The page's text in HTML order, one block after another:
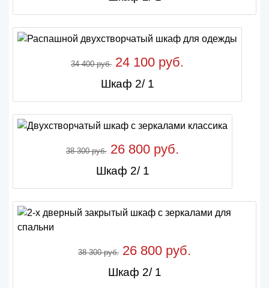
34 400 руб. 24 100 руб.
Шкаф 2/ 1
38 300 руб. 26 800 руб.
Шкаф 2/ 1
38 300 руб. 26 800 руб.
Шкаф 2/ 1